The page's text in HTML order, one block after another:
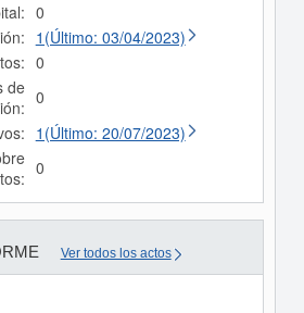
0
1(Último: 03/04/2023)
0
de 0
1(Último: 20/07/2023)
0
Ver todos los actos